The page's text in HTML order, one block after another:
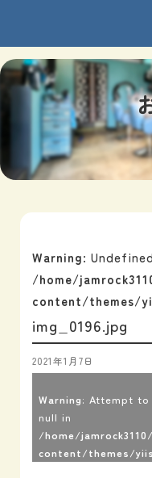
Warning:
/home/
content/themes/
img_0196.jpg
2021年1月7日
Warning: Attempt to
null in
/home/
content/themes/